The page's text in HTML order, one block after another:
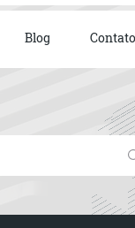
Blog Contato